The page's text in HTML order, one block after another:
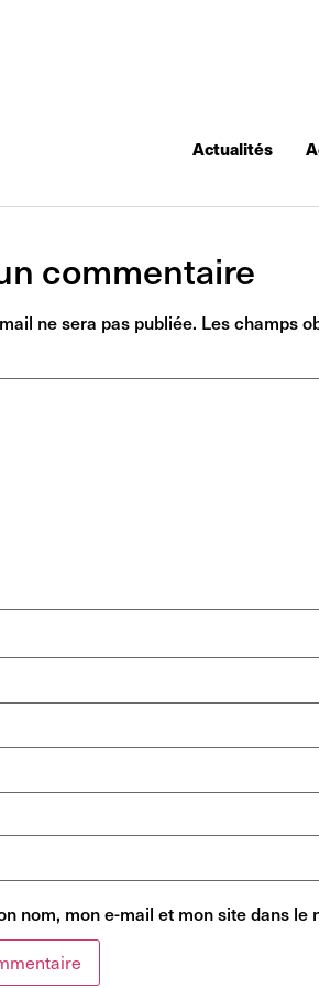
Actualités
commentaire
ne sera pas publiée. Les champs
nom, mon e-mail et mon site dans